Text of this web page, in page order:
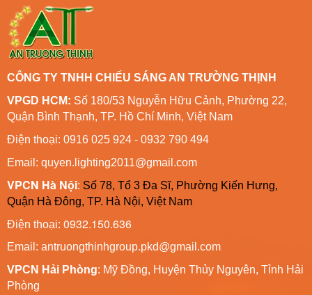
CÔNG TY TNHH CHIẾU SÁNG AN TRƯỜNG THỊNH
VPGD HCM: Số 180/53 Nguyễn Hữu Cảnh, Phường 22,
Quận Bình Thạnh, TP. Hồ Chí Minh, Việt Nam
Điện thoại: 0916 025 924 - 0932 790 494
Email: quyen.lighting2011@gmail.com
VPCN Hà Nội: Số 78, Tổ 3 Đa Sĩ, Phường Kiến Hưng,
Quận Hà Đông, TP. Hà Nội, Việt Nam
Điện thoại: 0932.150.636
Email: antruongthinhgroup.pkd@gmail.com
VPCN Hải Phòng: Mỹ Đồng, Huyện Thủy Nguyên, Tỉnh Hải
Phòng